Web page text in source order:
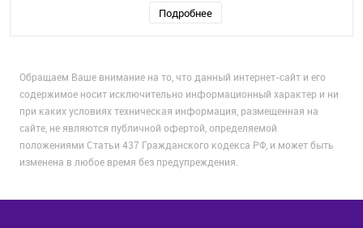
Подробнее
Обращаем Ваше внимание на то, что данный интернет-сайт и его
содержимое носит исключительно информационный характер и ни
при каких условиях техническая информация, размещенная на
сайте, не являются публичной офертой, определяемой
положениями Статьи 437 Гражданского кодекса РФ, и может быть
изменена в любое время без предупреждения.